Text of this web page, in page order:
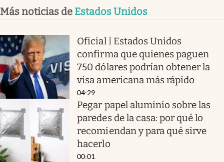
Más noticias de Estados Unidos
Oficial | Estados Unidos
confirma que quienes paguen
750 dólares podrían obtener la
visa americana más rápido
04:29
Pegar papel aluminio sobre las
paredes de la casa: por qué lo
recomiendan y para qué sirve
hacerlo
00:01